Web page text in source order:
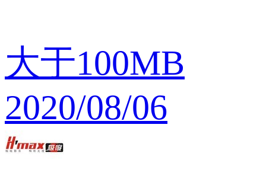
大于100MB
2020/08/06